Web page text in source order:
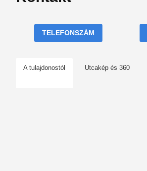
TELEFONSZÁM
A tulajdonostól Utcakép és 360